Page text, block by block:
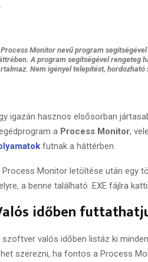
Monitor nevű program
A program segítségével rengeteg
Nem igényel telepítést, hordozható
igazán hasznos elsősorban
a Process Monitor,
futnak a háttérben.
Process Monitor letöltése után egy
a benne található .EXE fájlra
időben
szoftver valós időben listáz ki
szerezni, ha fontos a Process